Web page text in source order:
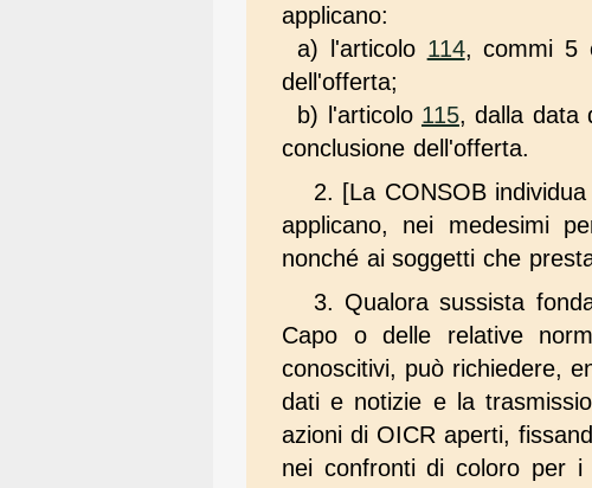
applicano:
a) l'articolo 114, commi 5
dell'offerta;
b) l'articolo 115, dalla data
conclusione dell'offerta.
2. [La CONSOB
applicano, nei medesimi
nonché ai soggetti che
3. Qualora sussista
Capo o delle relative
conoscitivi, può richiedere,
dati e notizie e la
azioni di OICR aperti,
nei confronti di coloro per